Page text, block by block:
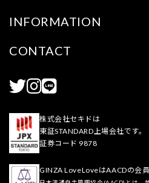
INFORMATION
CONTACT
株式会社セキドは
東証STANDARD上場会社です。
証券コード 9878
GINZA LoveLoveはAACDの会員